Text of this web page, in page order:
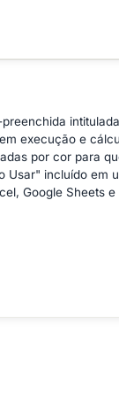
execução e
por cor para
Usar" incluído em
Google Sheets